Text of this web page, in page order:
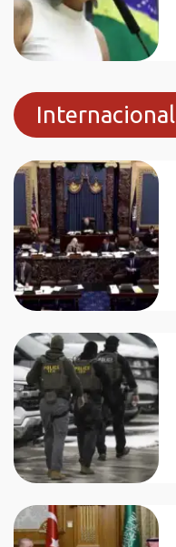
Internacional